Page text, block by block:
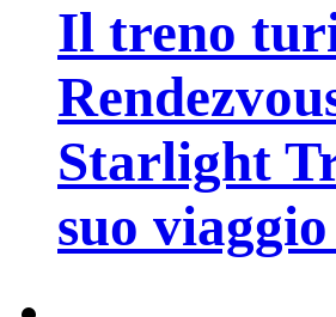
Il treno
Starlight
suo